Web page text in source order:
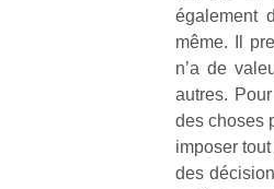
également
même. Il
n’a de
autres.
des choses
imposer
des